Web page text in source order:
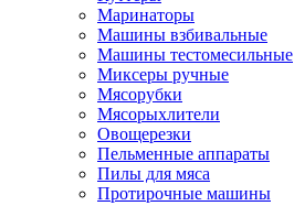
Маринаторы
Машины взбивальные
Машины тестомесильные
Миксеры ручные
Мясорубки
Мясорыхлители
Овощерезки
Пельменные аппараты
Пилы для мяса
Протирочные машины